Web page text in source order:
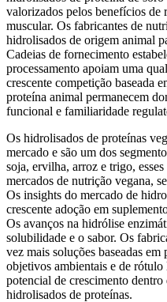
valorizados pelos benefícios de
muscular. Os fabricantes de
hidrolisados ​​de origem animal
Cadeias de fornecimento
processamento apoiam uma
crescente competição baseada
proteína animal permanecem
funcional e familiaridade
Os hidrolisados ​​de proteínas
mercado e são um dos
soja, ervilha, arroz e trigo,
mercados de nutrição vegana,
Os insights do mercado de
crescente adoção em
Os avanços na hidrólise
solubilidade e o sabor. Os
vez mais soluções baseadas em
objetivos ambientais e de
potencial de crescimento
hidrolisados ​​de proteínas.